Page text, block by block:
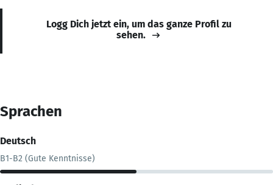
Logg Dich jetzt ein, um das ganze Profil zu
sehen.
Sprachen
Deutsch
B1-B2 (Gute Kenntnisse)